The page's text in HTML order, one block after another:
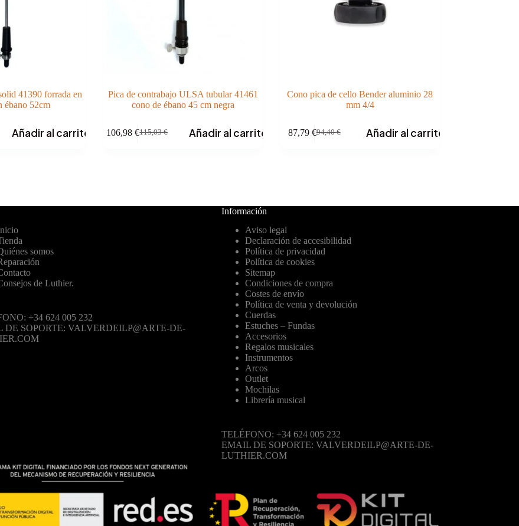
41390 forrada en
ébano 52cm
Añadir al carrito
Pica de contrabajo ULSA tubular 41461
cono de ébano 45 cm negra
115,03€
El
106,98€El
Añadir al carrito
Cono pica de cello Bender aluminio 28
mm 4/4
94,40€
El
87,79 €El
Añadir al carrito
somos
de Luthier.
+34 624 005 232
DE SOPORTE: VALVERDEILP@ARTE-DE-
Información
Aviso legal
Declaración de accesibilidad
Política de privacidad
Política de cookies
Sitemap
Condiciones de compra
Costes de envío
Política de venta y devolución
Cuerdas
Estuches – Fundas
Accesorios
Regalos musicales
Instrumentos
Arcos
Outlet
Mochilas
Librería musical
TELÉFONO: +34 624 005 232
EMAIL DE SOPORTE: VALVERDEILP@ARTE-DE-
LUTHIER.COM